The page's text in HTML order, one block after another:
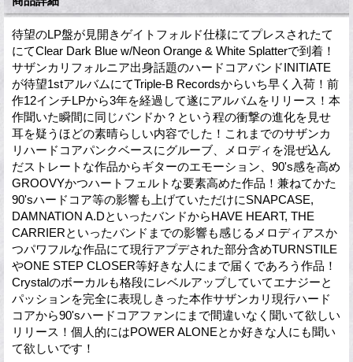
待望のLP盤が見開きゲイトフォルド仕様にてプレスされたて
にてClear Dark Blue w/Neon Orange & White Splatterで到着！
サザンカリフォルニア出身話題のハードコアバンドINITIATE
が待望1stアルバムにてTriple-B Recordsからいち早く入荷！前
作12インチLPから3年を経過して遂にアルバムをリリース！本
作聞いた瞬間に同じバンドか？という程の衝撃の進化を見せ
耳を疑うほどの素晴らしい内容でした！これまでのサザンカ
リハードコアパンクベースにグルーブ、メロディを混ぜ込ん
だストレートな作品からギターのエモーション、90's感を高め
GROOVYかつハートフェルトな要素高めた作品！兼ねてかた
90'sハードコア等の影響も上げていただけにSNAPCASE,
DAMNATION A.DといったバンドからHAVE HEART, THE
CARRIERといったバンドまでの影響も感じるメロディアスか
つパワフルな作品にて現行アプデされた部分含めTURNSTILE
やONE STEP CLOSER等好きな人にまで届くであろう作品！
Crystalのボーカルも格段にレベルアップしていてエナジーと
パッションを完全に表現しきった本作サザンカリ現行ハード
コアから90'sハードコアファンにまで間違いなく聞いて欲しい
リリース！個人的にはPOWER ALONEとか好きな人にも聞い
て欲しいです！